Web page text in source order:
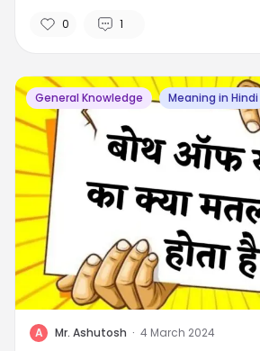
0 1
General Knowledge Meaning in Hindi
A Mr. Ashutosh · 4 March 2024